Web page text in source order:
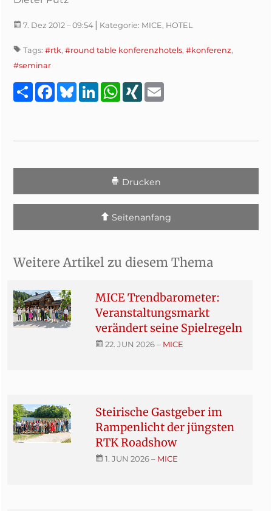
7. Dez 2012 – 09:54 | Kategorie: MICE, HOTEL
Tags: #rtk, #round table konferenzhotels, #konferenz,
#seminar
TeilenFacebook
BlueskyLinkedInWhatsApp
XING
Drucken
Seitenanfang
Weitere Artikel zu diesem Thema
MICE Trendbarometer:
Veranstaltungsmarkt
verändert seine Spielregeln
22. JUN 2026– MICE
Steirische Gastgeber im
Rampenlicht der jüngsten
RTK Roadshow
1. JUN 2026– MICE